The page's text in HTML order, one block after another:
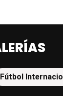
Fútbol